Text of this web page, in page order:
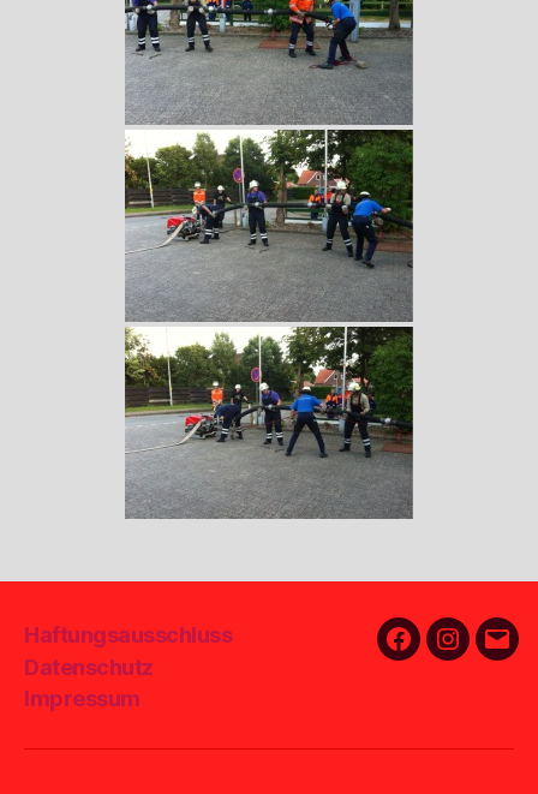
Haftungsausschluss
Datenschutz
Impressum
FacebookE-